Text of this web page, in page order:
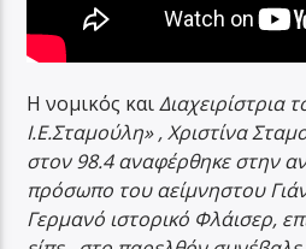
Η νομικός καιΔιαχειρίστρια
Ι.Ε.Σταμούλη» , Χριστίνα
στον 98.4 αναφέρθηκε στην
πρόσωπο του αείμνηστου
Γερμανό ιστορικό Φλάισερ,